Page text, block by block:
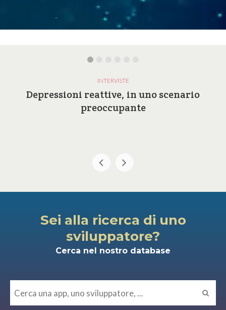
INTERVISTE
Depressioni reattive, in uno scenario
preoccupante
Sei alla ricerca di uno
sviluppatore?
Cerca nel nostro database